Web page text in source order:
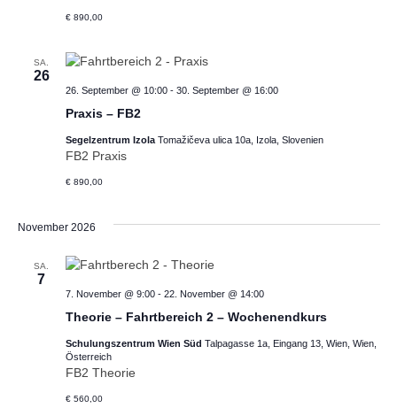
€ 890,00
SA.
26
Praxis – FB2
26. September @ 10:00- 30. September @ 16:00
Segelzentrum Izola Tomažičeva ulica 10a, Izola, Slovenien
FB2 Praxis
€ 890,00
November 2026
SA.
7
Theorie – Fahrtbereich 2 – Wochenendkurs
7. November @ 9:00- 22. November @ 14:00
Schulungszentrum Wien Süd Talpagasse 1a, Eingang 13, Wien, Wien,
Österreich
FB2 Theorie
€ 560,00